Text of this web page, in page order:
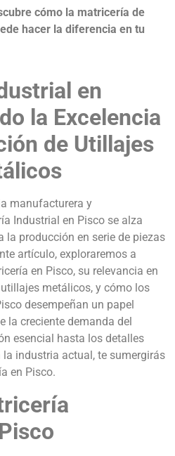
cómo la matricería de
hacer la diferencia en tu
en
la Excelencia
de Utillajes
manufacturera y
Industrial en Pisco se alza
la producción en serie de piezas
artículo, exploraremos a
en Pisco, su relevancia en
metálicos, y cómo los
desempeñan un papel
la creciente demanda del
esencial hasta los detalles
industria actual, te sumergirás
en Pisco.